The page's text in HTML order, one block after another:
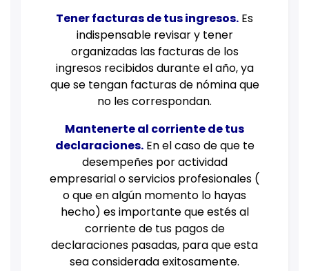
Tener facturas de tus ingresos. Es
indispensable revisar y tener
organizadas las facturas de los
ingresos recibidos durante el año, ya
que se tengan facturas de nómina que
no les correspondan.
Mantenerte al corriente de tus
declaraciones. En el caso de que te
desempeñes por actividad
empresarial o servicios profesionales (
o que en algún momento lo hayas
hecho) es importante que estés al
corriente de tus pagos de
declaraciones pasadas, para que esta
sea considerada exitosamente.